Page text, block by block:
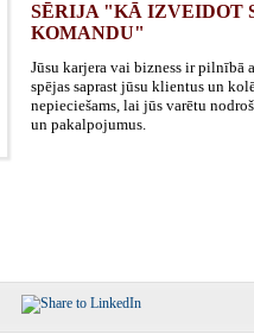
SĒRIJA "KĀ IZVEIDOT
KOMANDU"
Jūsu karjera vai bizness ir pilnībā
spējas saprast jūsu klientus un
nepieciešams, lai jūs varētu
un pakalpojumus.